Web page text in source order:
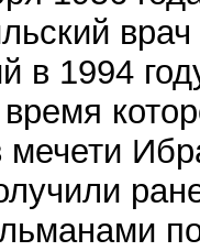
в 1994
мечети